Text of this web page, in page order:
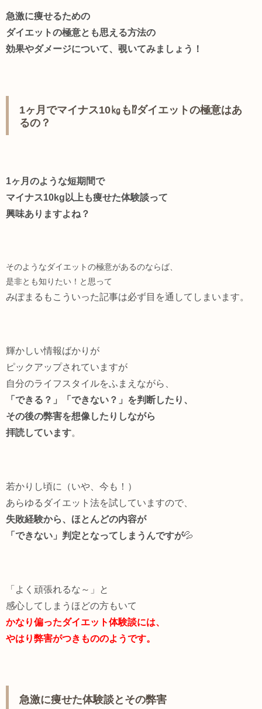
急激に痩せるための
ダイエットの極意とも思える方法の
効果やダメージについて、覗いてみましょう！
1ヶ月でマイナス10㎏も⁉ダイエットの極意はあ
るの？
1ヶ月のような短期間で
マイナス10kg以上も痩せた体験談って
興味ありますよね？
そのようなダイエットの極意があるのならば、
是非とも知りたい！と思って
みぽまるもこういった記事は必ず目を通してしまいます。
輝かしい情報ばかりが
ピックアップされていますが
自分のライフスタイルをふまえながら、
「できる？」「できない？」を判断したり、
その後の弊害を想像したりしながら
拝読しています。
若かりし頃に（いや、今も！）
あらゆるダイエット法を試していますので、
失敗経験から、ほとんどの内容が
「できない」判定となってしまうんですが💦
「よく頑張れるな～」と
感心してしまうほどの方もいて
かなり偏ったダイエット体験談には、
やはり弊害がつきもののようです。
急激に痩せた体験談とその弊害